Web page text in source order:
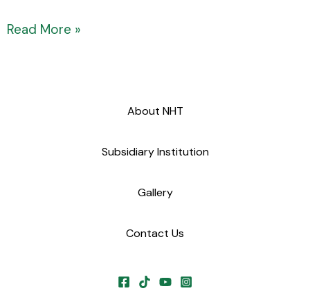
Read More »
About NHT
Subsidiary Institution
Gallery
Contact Us